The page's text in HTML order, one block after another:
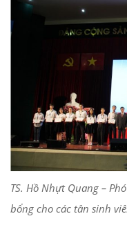
TS. Hồ Nhựt Quang –
bổng cho các tân sinh